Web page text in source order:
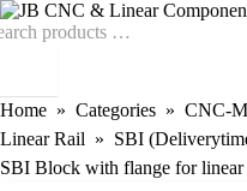
Home Categories CNC-
Linear Rail
SBI
SBI Block with flange for linear